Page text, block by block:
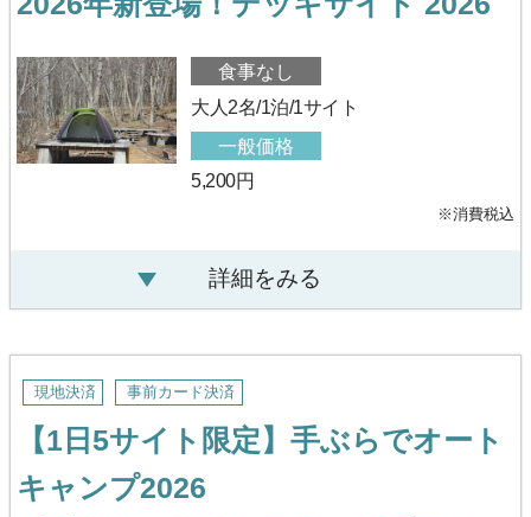
食事なし
大人2名/1泊/1サイト
一般価格
5,200円
※消費税込
詳細をみる
現地決済 事前カード決済
【1日5サイト限定】手ぶらでオート
キャンプ2026